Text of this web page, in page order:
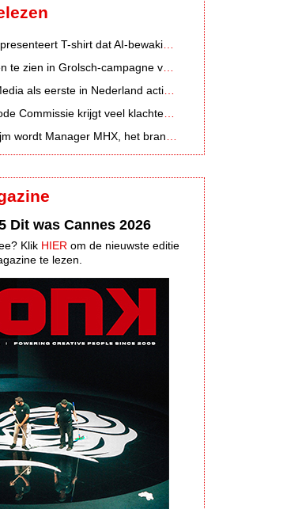
Sander Pluijm wordt Manager MHX, het branded content label van Mediahuis
Dit was Cannes 2026
Klik HIER om de nieuwste editie
te lezen.